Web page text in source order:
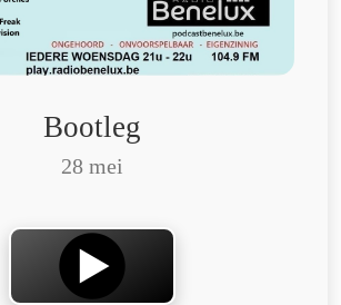
Bootleg
28 mei